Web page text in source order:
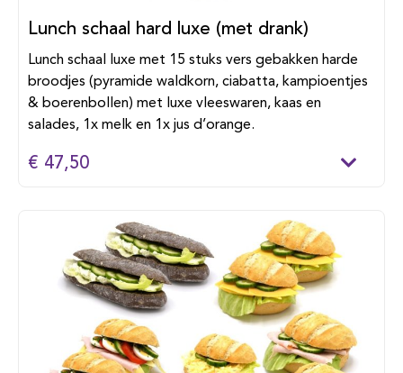
Lunch schaal hard luxe (met drank)
Lunch schaal luxe met 15 stuks vers gebakken harde
broodjes (pyramide waldkorn, ciabatta, kampioentjes
& boerenbollen) met luxe vleeswaren, kaas en
salades, 1x melk en 1x jus d’orange.
€ 47,50